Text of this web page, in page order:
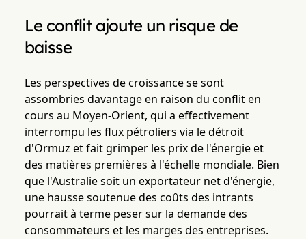
Le conflit ajoute un risque de
baisse
Les perspectives de croissance se sont
assombries davantage en raison du conflit en
cours au Moyen-Orient, qui a effectivement
interrompu les flux pétroliers via le détroit
d'Ormuz et fait grimper les prix de l'énergie et
des matières premières à l'échelle mondiale. Bien
que l'Australie soit un exportateur net d'énergie,
une hausse soutenue des coûts des intrants
pourrait à terme peser sur la demande des
consommateurs et les marges des entreprises.